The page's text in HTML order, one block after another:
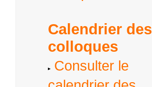
Calendrier des
colloques
Consulter le